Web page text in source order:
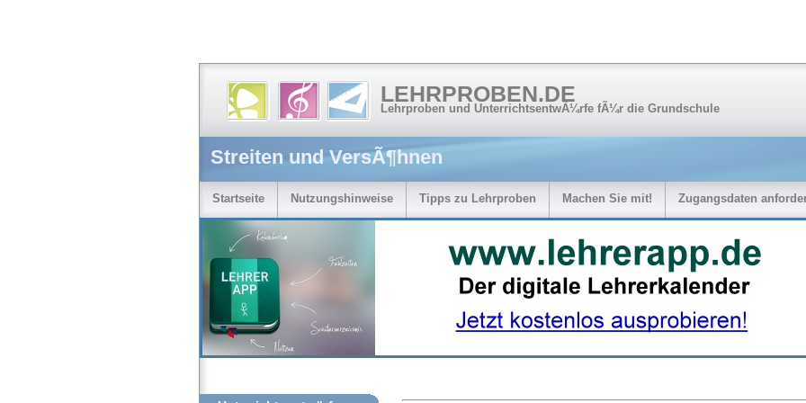
LEHRPROBEN.DE
Lehrproben und UnterrichtsentwÃ¼rfe fÃ¼r die Grundschule
Streiten und VersÃ¶hnen
Startseite Nutzungshinweise Tipps zu Lehrproben Machen Sie mit! Zugangsdaten